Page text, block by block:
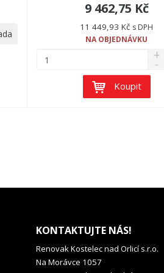
9 462,75 Kč
11 449,93 Kč s DPH
NA OBJEDNÁVKU
Koupit
KONTAKTUJTE NÁS!
Renovak Kostelec nad Orlicí s.r.o.
Na Morávce 1057